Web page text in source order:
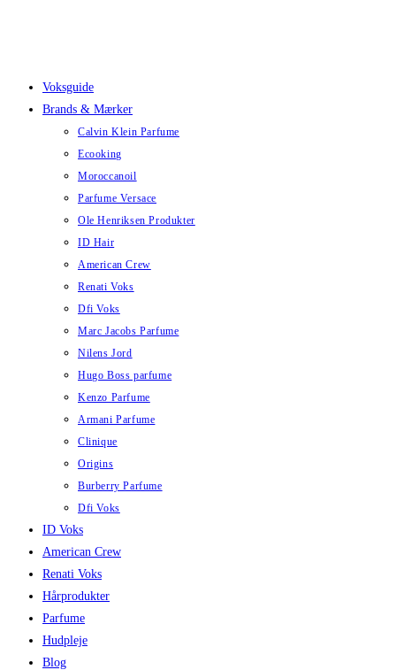
Voksguide
Brands & Mærker
Calvin Klein Parfume
Ecooking
Moroccanoil
Parfume Versace
Ole Henriksen Produkter
ID Hair
American Crew
Renati Voks
Dfi Voks
Marc Jacobs Parfume
Nilens Jord
Hugo Boss parfume
Kenzo Parfume
Armani Parfume
Clinique
Origins
Burberry Parfume
Dfi Voks
ID Voks
American Crew
Renati Voks
Hårprodukter
Parfume
Hudpleje
Blog